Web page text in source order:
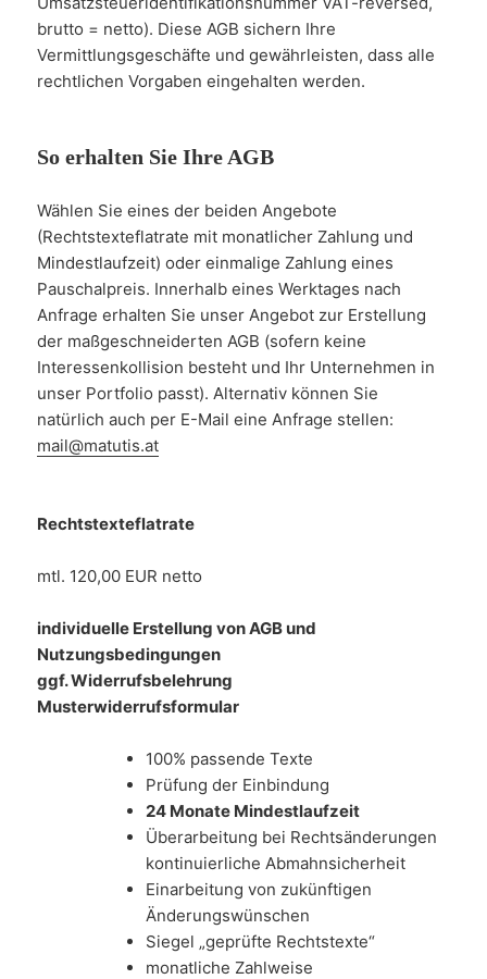
brutto = netto). Diese AGB sichern Ihre
Vermittlungsgeschäfte und gewährleisten, dass alle
rechtlichen Vorgaben eingehalten werden.
So erhalten Sie Ihre AGB
Wählen Sie eines der beiden Angebote
(Rechtstexteflatrate mit monatlicher Zahlung und
Mindestlaufzeit) oder einmalige Zahlung eines
Pauschalpreis. Innerhalb eines Werktages nach
Anfrage erhalten Sie unser Angebot zur Erstellung
der maßgeschneiderten AGB (sofern keine
Interessenkollision besteht und Ihr Unternehmen in
unser Portfolio passt). Alternativ können Sie
natürlich auch per E-Mail eine Anfrage stellen:
mail@matutis.at
Rechtstexteflatrate
mtl. 120,00 EUR netto
individuelle Erstellung von AGB und
Nutzungsbedingungen
ggf. Widerrufsbelehrung
Musterwiderrufsformular
100% passende Texte
Prüfung der Einbindung
24 Monate Mindestlaufzeit
Überarbeitung bei Rechtsänderungen
kontinuierliche Abmahnsicherheit
Einarbeitung von zukünftigen
Änderungswünschen
Siegel „geprüfte Rechtstexte“
monatliche Zahlweise